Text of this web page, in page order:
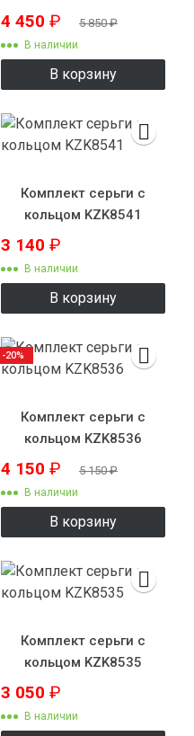
4 450 ₽ 5 850₽
В наличии
В корзину
Комплект серьги с
кольцом KZK8541
3 140 ₽
В наличии
В корзину
Комплект серьги с
кольцом KZK8536
4 150 ₽ 5 150₽
В наличии
В корзину
-20%
Комплект серьги с
кольцом KZK8535
3 050 ₽
В наличии